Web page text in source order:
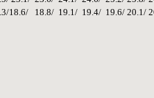
18.6/   18.8/  19.1/  19.4/  19.6/ 20.1/